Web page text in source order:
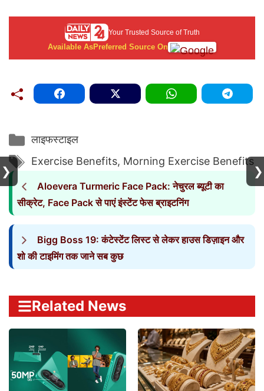
Your Trusted Source of Truth
Available AsPreferred Source On
Categories
लाइफस्टाइल
Tags
Exercise Benefits, Morning Exercise Benefits
Aloevera Turmeric Face Pack: नेचुरल ब्यूटी का
सीक्रेट, Face Pack से पाएं इंस्टेंट फेस ब्राइटनिंग
Bigg Boss 19: कंटेस्टेंट लिस्ट से लेकर हाउस डिज़ाइन और
शो की टाइमिंग तक जाने सब कुछ
Related News
❯ ❯